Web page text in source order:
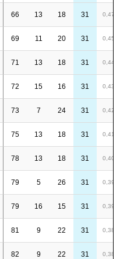
66 13 18 31 0,47
69 11 20 31 0,45
71 13 18 31 0,44
72 15 16 31 0,43
73 7 24 31 0,42
75 13 18 31 0,41
78 13 18 31 0,40
79 5 26 31 0,39
79 16 15 31 0,39
81 9 22 31 0,38
82 9 22 31 0,38